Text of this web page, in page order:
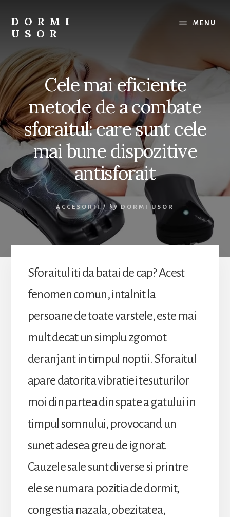
content
DORMI
USOR
ce
ai
nevoie
pentru
un
somn
odihnitor.
MENU
Cele mai eficiente
metode de a combate
sforaitul: care sunt cele
mai bune dispozitive
antisforait
ACCESORII/ by DORMI USOR
Sforaitul iti da batai de cap? Acest
fenomen comun, intalnit la
persoane de toate varstele, este mai
mult decat un simplu zgomot
deranjant in timpul noptii. Sforaitul
apare datorita vibratiei tesuturilor
moi din partea din spate a gatului in
timpul somnului, provocand un
sunet adesea greu de ignorat.
Cauzele sale sunt diverse si printre
ele se numara pozitia de dormit,
congestia nazala, obezitatea,